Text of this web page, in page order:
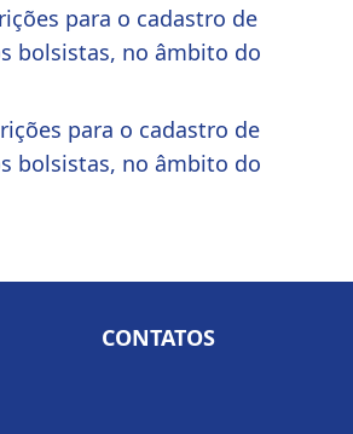
para o cadastro de
bolsistas, no âmbito do
para o cadastro de
bolsistas, no âmbito do
CONTATOS